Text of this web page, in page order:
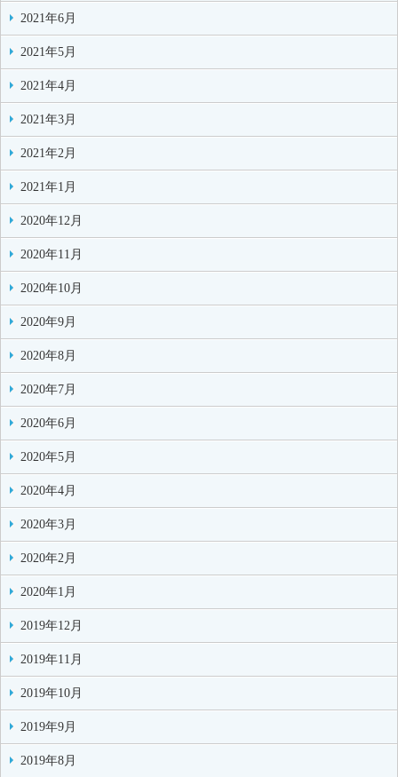
2021年6月
2021年5月
2021年4月
2021年3月
2021年2月
2021年1月
2020年12月
2020年11月
2020年10月
2020年9月
2020年8月
2020年7月
2020年6月
2020年5月
2020年4月
2020年3月
2020年2月
2020年1月
2019年12月
2019年11月
2019年10月
2019年9月
2019年8月